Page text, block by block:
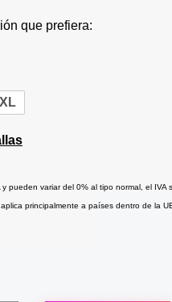
que prefiera:
XL
pueden variar del 0% al tipo normal, el IVA
principalmente a países dentro de la